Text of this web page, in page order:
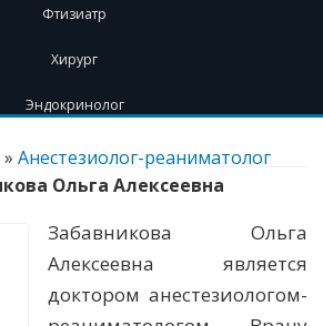
Фтизиатр
Хирург
Эндокринолог
Перейти
содержимому
» Анестезиолог-реаниматолог
Ольга Алексеевна
Забавникова Ольга
Алексеевна является
доктором анестезиологом-